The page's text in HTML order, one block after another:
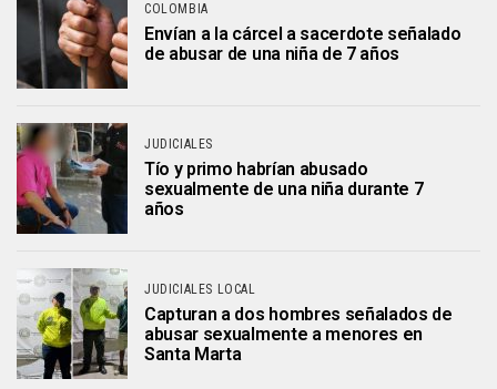
COLOMBIA
Envían a la cárcel a sacerdote señalado
de abusar de una niña de 7 años
JUDICIALES
Tío y primo habrían abusado
sexualmente de una niña durante 7
años
JUDICIALES LOCAL
Capturan a dos hombres señalados de
abusar sexualmente a menores en
Santa Marta